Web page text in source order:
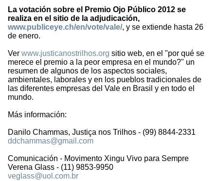
La votación sobre el Premio Ojo Público 2012 se
realiza en el sitio de la adjudicación,
www.publiceye.ch/en/vote/vale/, y se extiende hasta 26
de enero.
Ver www.justicanostrilhos.org sitio web, en el "por qué se
merece el premio a la peor empresa en el mundo?" un
resumen de algunos de los aspectos sociales,
ambientales, laborales y en los pueblos tradicionales de
las diferentes empresas del Vale en Brasil y en todo el
mundo.
Más información:
Danilo Chammas, Justiça nos Trilhos - (99) 8844-2331
ddchammas@gmail.com
Comunicación - Movimento Xingu Vivo para Sempre
Verena Glass - (11) 9853-9950
veglass@uol.com.br